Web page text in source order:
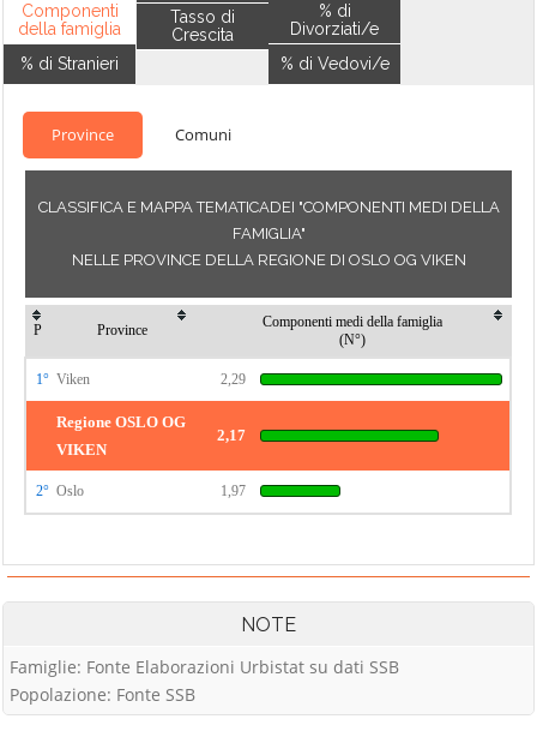
Componenti
della famiglia
% di Stranieri
Tasso di
Crescita
% di
Divorziati/e
% di Vedovi/e
Province Comuni
CLASSIFICA E MAPPA TEMATICADEI "COMPONENTI MEDI DELLA
FAMIGLIA"
NELLE PROVINCE DELLA REGIONE DI OSLO OG VIKEN
P Province
Componenti medi della famiglia
(N°)
1° Viken 2,29
Regione OSLO OG
VIKEN
2,17
2° Oslo 1,97
NOTE
Famiglie: Fonte Elaborazioni Urbistat su dati SSB
Popolazione: Fonte SSB